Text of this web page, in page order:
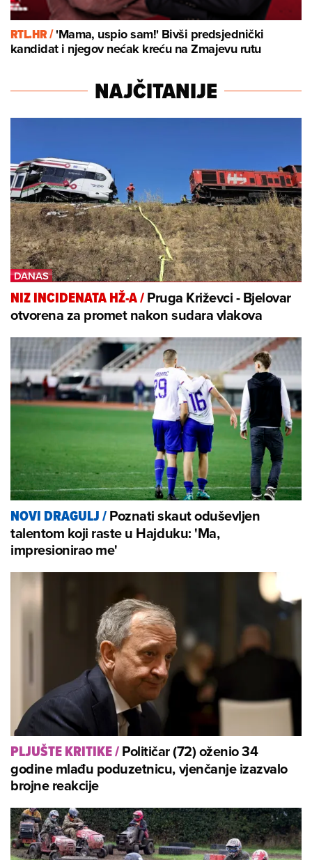
RTL.HR /'Mama, uspio sam!' Bivši predsjednički
kandidat i njegov nećak kreću na Zmajevu rutu
NAJČITANIJE
NIZ INCIDENATA HŽ-A/Pruga Križevci - Bjelovar
otvorena za promet nakon sudara vlakova
NOVI DRAGULJ/Poznati skaut oduševljen
talentom koji raste u Hajduku: 'Ma,
impresionirao me'
PLJUŠTE KRITIKE/Političar (72) oženio 34
godine mlađu poduzetnicu, vjenčanje izazvalo
brojne reakcije